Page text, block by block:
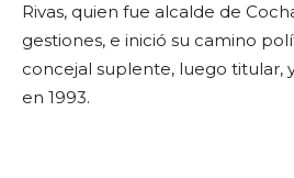
Rivas, quien fue alcalde de
gestiones, e inició su camino
concejal suplente, luego titular,
en 1993.